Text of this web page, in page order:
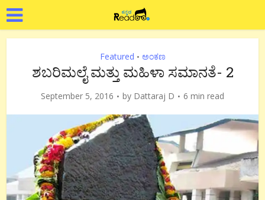
Featured • ಅಂಕಣ
ಶಬರಿಮಲೈ ಮತ್ತು ಮಹಿಳಾ ಸಮಾನತೆ- 2
September 5, 2016 by Dattaraj D 6 min read